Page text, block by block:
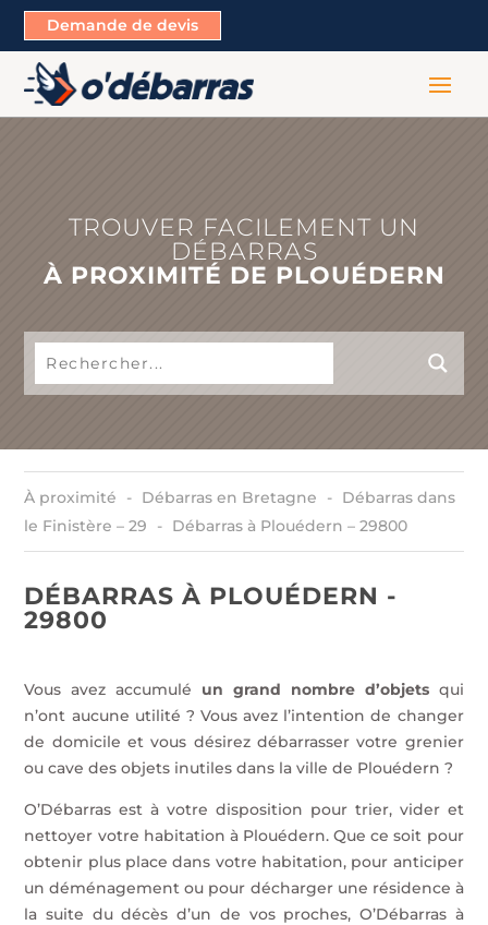
Demande de devis
TROUVER FACILEMENT UN
DÉBARRAS
À PROXIMITÉ DE PLOUÉDERN
À proximité Débarras en Bretagne
Débarras dans
le Finistère – 29
Débarras à Plouédern – 29800
DÉBARRAS À PLOUÉDERN -
29800
Vous avez accumulé un grand nombre d’objetsqui
n’ont aucune utilité ? Vous avez l’intention de changer
de domicile et vous désirez débarrasser votre grenier
ou cave des objets inutiles dans la ville de Plouédern ?
O’Débarras est à votre disposition pour trier, vider et
nettoyer votre habitation à Plouédern. Que ce soit pour
obtenir plus place dans votre habitation, pour anticiper
un déménagement ou pour décharger une résidence à
la suite du décès d’un de vos proches, O’Débarras à